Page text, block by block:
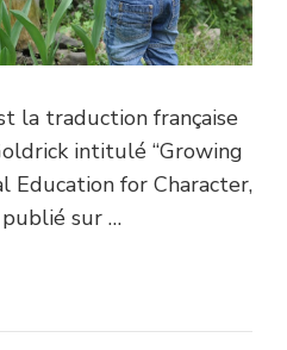
la traduction française
intitulé “Growing
Education for Character,
publié sur …